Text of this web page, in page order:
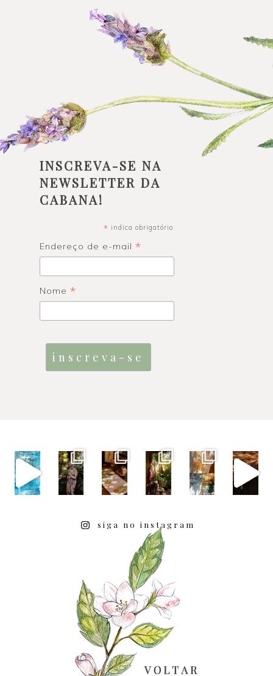
INSCREVA-SE NA
NEWSLETTER DA
CABANA!
* indica obrigatório
Endereço de e-mail *
Nome *
siga no instagram